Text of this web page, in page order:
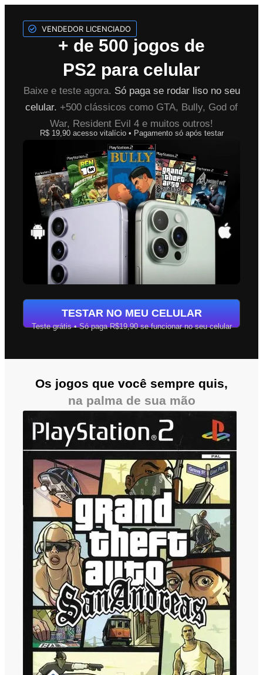
VENDEDOR LICENCIADO
+ de 500 jogos de
PS2 para celular
Baixe e teste agora. Só paga se rodar liso no seu
celular. +500 clássicos como GTA, Bully, God of
War, Resident Evil 4 e muitos outros!
R$ 19,90 acesso vitalício • Pagamento só após testar
TESTAR NO MEU CELULAR
Teste grátis • Só paga R$19,90 se funcionar no seu celular
Os jogos que você sempre quis,
na palma de sua mão